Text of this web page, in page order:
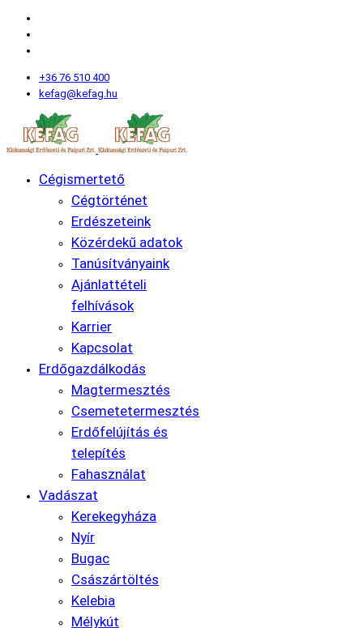
+36 76 510 400
kefag@kefag.hu
Cégismertető
Cégtörténet
Erdészeteink
Közérdekű adatok
Tanúsítványaink
Ajánlattételi
felhívások
Karrier
Kapcsolat
Erdőgazdálkodás
Magtermesztés
Csemetetermesztés
Erdőfelújítás és
telepítés
Fahasználat
Vadászat
Kerekegyháza
Nyír
Bugac
Császártöltés
Kelebia
Mélykút